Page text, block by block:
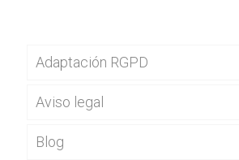
Adaptación RGPD
Aviso legal
Blog